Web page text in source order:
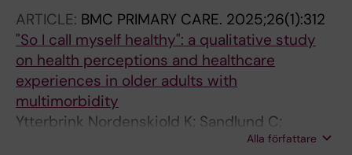
ARTICLE: BMC PRIMARY CARE. 2025;26(1):312
"So I call myself healthy": a qualitative study
on health perceptions and healthcare
experiences in older adults with
multimorbidity
Ytterbrink Nordenskiold K; Sandlund C;
Kappelin C; Norman K; Wachtler CAlla författare